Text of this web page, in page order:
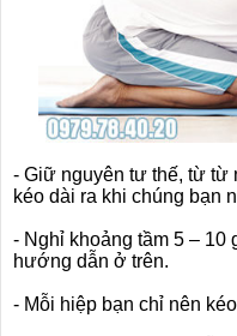
- Giữ nguyên tư thế, từ từ
kéo dài ra khi chúng bạn
- Nghỉ khoảng tầm 5 – 10
hướng dẫn ở trên.
- Mỗi hiệp bạn chỉ nên